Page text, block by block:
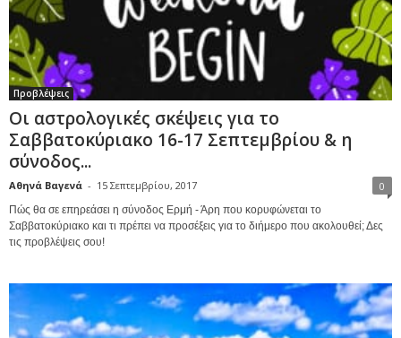
Προβλέψεις
Οι αστρολογικές σκέψεις για το
Σαββατοκύριακο 16-17 Σεπτεμβρίου & η
σύνοδος...
Αθηνά Βαγενά - 15 Σεπτεμβρίου, 2017 0
Πώς θα σε επηρεάσει η σύνοδος Ερμή - Άρη που κορυφώνεται το
Σαββατοκύριακο και τι πρέπει να προσέξεις για το διήμερο που ακολουθεί; Δες
τις προβλέψεις σου!